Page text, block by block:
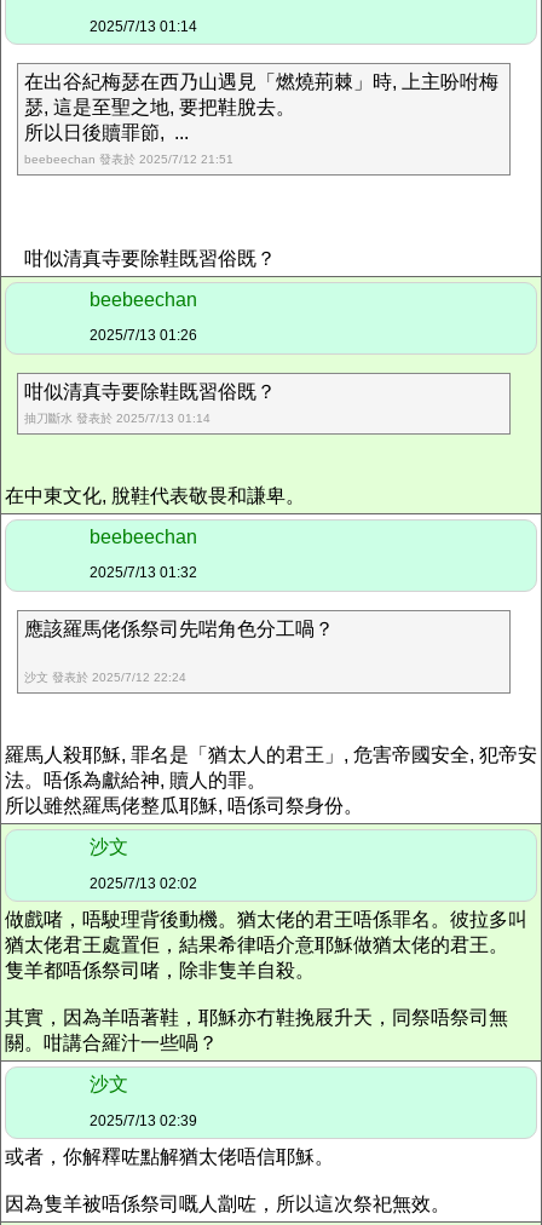
2025/7/13 01:14
在出谷紀梅瑟在西乃山遇見「燃燒荊棘」時, 上主吩咐梅
瑟, 這是至聖之地, 要把鞋脫去。
所以日後贖罪節, ...
beebeechan 發表於 2025/7/12 21:51
咁似清真寺要除鞋既習俗既？
beebeechan
2025/7/13 01:26
咁似清真寺要除鞋既習俗既？
抽刀斷水 發表於 2025/7/13 01:14
在中東文化, 脫鞋代表敬畏和謙卑。
beebeechan
2025/7/13 01:32
應該羅馬佬係祭司先啱角色分工喎？
沙文 發表於 2025/7/12 22:24
羅馬人殺耶穌, 罪名是「猶太人的君王」, 危害帝國安全, 犯帝安
法。唔係為獻給神, 贖人的罪。
所以雖然羅馬佬整瓜耶穌, 唔係司祭身份。
沙文
2025/7/13 02:02
做戲啫，唔駛理背後動機。猶太佬的君王唔係罪名。彼拉多叫
猶太佬君王處置佢，結果希律唔介意耶穌做猶太佬的君王。
隻羊都唔係祭司啫，除非隻羊自殺。
其實，因為羊唔著鞋，耶穌亦冇鞋挽屐升天，同祭唔祭司無
關。咁講合羅汁一些喎？
沙文
2025/7/13 02:39
或者，你解釋咗點解猶太佬唔信耶穌。
因為隻羊被唔係祭司嘅人劏咗，所以這次祭祀無效。